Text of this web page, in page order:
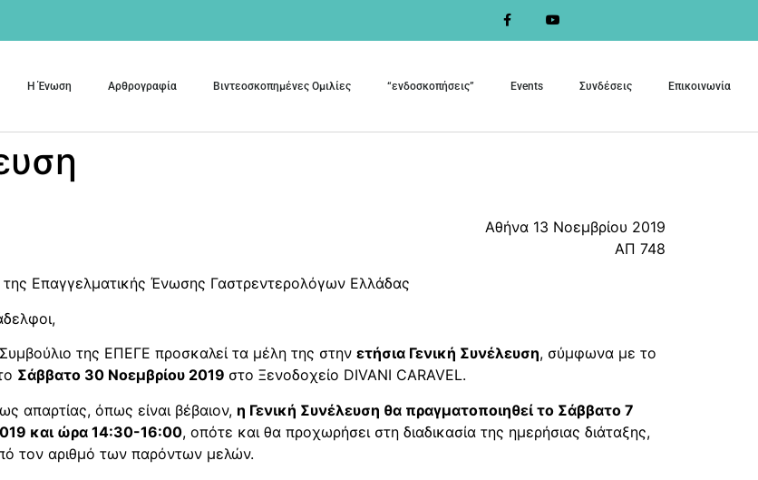
Η Ένωση Αρθρογραφία Βιντεοσκοπημένες Ομιλίες “ενδοσκοπήσεις” Events Συνδέσεις Επικοινωνία
Αθήνα 13 Νοεμβρίου 2019
ΑΠ 748
Επαγγελματικής Ένωσης Γαστρεντερολόγων Ελλάδας
Συμβούλιο της ΕΠΕΓΕ προσκαλεί τα μέλη της στηνετήσια Γενική Συνέλευση, σύμφωνα με το
Σάββατο 30 Νοεμβρίου 2019 στο Ξενοδοχείο DIVANI CARAVEL.
απαρτίας, όπως είναι βέβαιον, η Γενική Συνέλευση θα πραγματοποιηθεί το Σάββατο 7
και ώρα 14:30-16:00, οπότε και θα προχωρήσει στη διαδικασία της ημερήσιας διάταξης,
τον αριθμό των παρόντων μελών.